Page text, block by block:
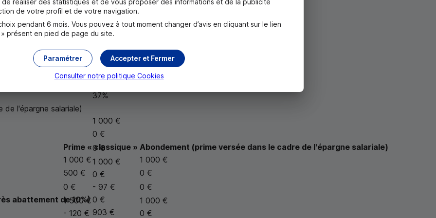
500 €
0 €
1 500 €
- 95,30 € 10
abattement de 10%)
- 214,16 €
550,54 €
37%
l'épargne salariale)
1 000 €
0 €
0 €
1 000 €
0 €
- 97 €
abattement de 10%)0 €
903 €
Prime « classique » Abondement (prime versée dans le cadre de l'épargne salariale)
1 000 €
1 000 €
500 €
0 €
0 €
0 €
1 500 €
1 000 €
- 120 €
0 €
de votre profil et de votre navigation.
pendant 6 mois. Vous pouvez à tout moment changer d’avis en cliquant sur le lien
présent en pied de page du site.
Accepter et Fermer
Paramétrer
Consulter notre politique Cookies